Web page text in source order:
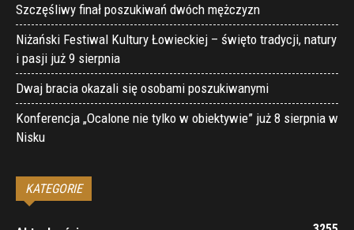
Szczęśliwy finał poszukiwań dwóch mężczyzn
Niżański Festiwal Kultury Łowieckiej – święto tradycji, natury
i pasji już 9 sierpnia
Dwaj bracia okazali się osobami poszukiwanymi
Konferencja „Ocalone nie tylko w obiektywie” już 8 sierpnia w
Nisku
KATEGORIE